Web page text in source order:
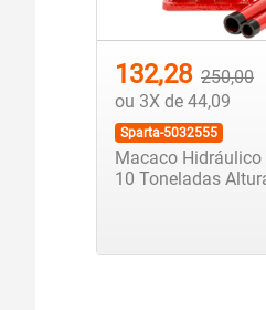
132,28 250,00
ou 3X de 44,09
Sparta-5032555
Macaco
10 Toneladas